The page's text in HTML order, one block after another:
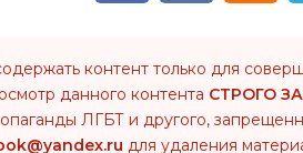
контент только для
данного контента СТРОГО
ЛГБТ и другого,
для удаления